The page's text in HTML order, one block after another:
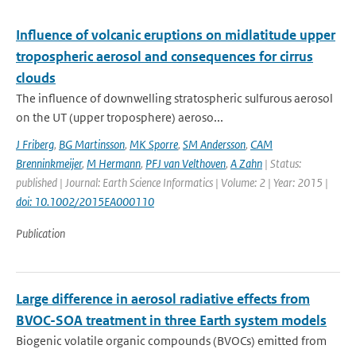
Influence of volcanic eruptions on midlatitude upper
tropospheric aerosol and consequences for cirrus
clouds
The influence of downwelling stratospheric sulfurous aerosol
on the UT (upper troposphere) aeroso...
J Friberg, BG Martinsson, MK Sporre, SM Andersson, CAM
Brenninkmeijer, M Hermann, PFJ van Velthoven, A Zahn | Status:
published | Journal: Earth Science Informatics | Volume: 2 | Year: 2015 |
doi: 10.1002/2015EA000110
Publication
Large difference in aerosol radiative effects from
BVOC-SOA treatment in three Earth system models
Biogenic volatile organic compounds (BVOCs) emitted from